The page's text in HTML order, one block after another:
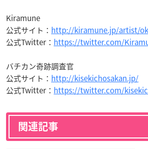
Kiramune
公式サイト： http://kiramune.jp/artist/
公式Twitter： https://twitter.com/
バチカン奇跡調査官
公式サイト： http://kisekichosakan.jp/
公式Twitter： https://twitter.com/
関連記事